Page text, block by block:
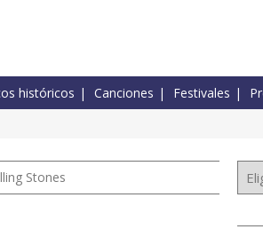
históricos Canciones Festivales
Stones